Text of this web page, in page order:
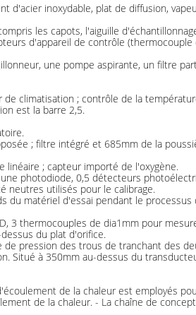
d'acier inoxydable, plat de diffusion,
les capots, l'aiguille
d'appareil de contrôle
une pompe aspirante, un filtre
de climatisation ; contrôle de la
est la barre 2,5.
; filtre intégré et 685mm de la
linéaire ; capteur importé de l'oxygène.
photodiode, 0,5 détecteurs
neutres utilisés pour le calibrage.
du matériel d'essai pendant le
3 thermocouples de dia1mm pour
du plat d'orifice.
pression des trous de tranchant des
Situé à 350mm au-dessus du
de la chaleur est employés
de la chaleur. - La chaîne de